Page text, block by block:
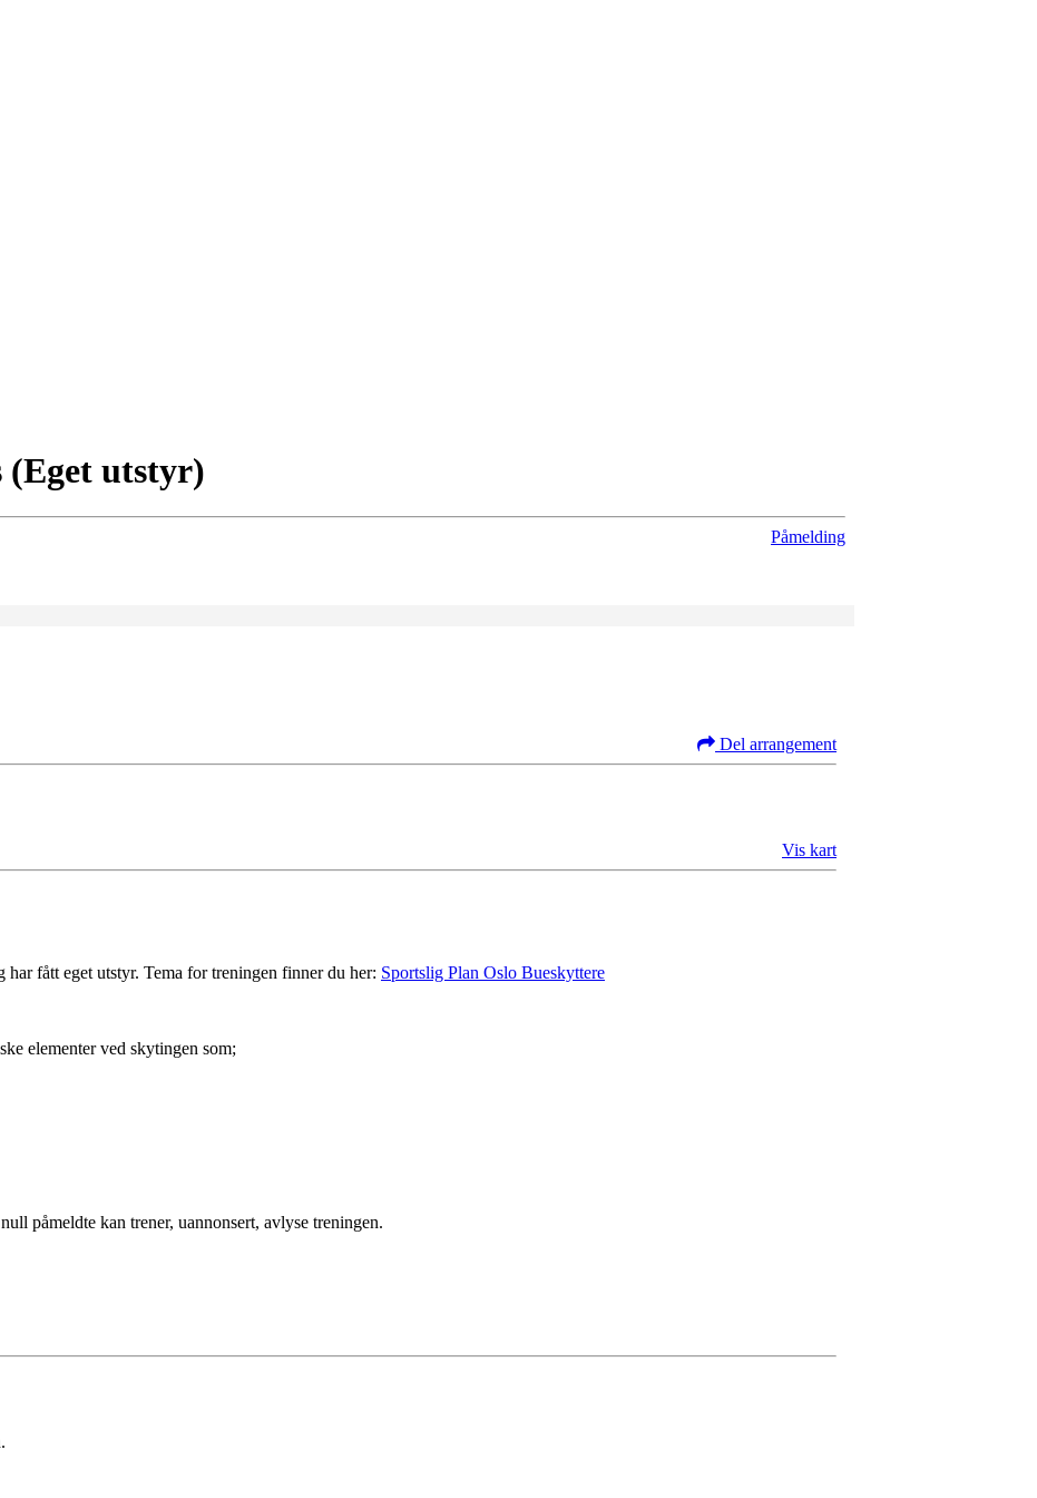
(Eget utstyr)
Påmelding
Del arrangement
Vis kart
fått eget utstyr. Tema for treningen finner du her: Sportslig Plan Oslo Bueskyttere
elementer ved skytingen som;
påmeldte kan trener, uannonsert, avlyse treningen.